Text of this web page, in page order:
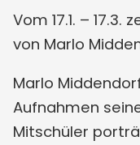
Vom 17.1. –
von Marlo
Marlo
Aufnahmen
Mitschüler